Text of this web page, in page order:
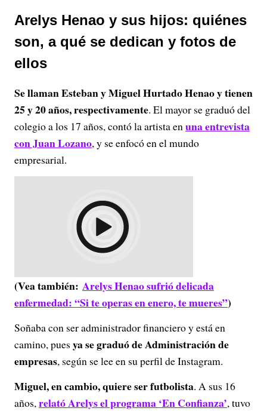
Arelys Henao y sus hijos: quiénes
son, a qué se dedican y fotos de
ellos
Se llaman Esteban y Miguel Hurtado Henao y tienen
25 y 20 años, respectivamente. El mayor se graduó del
colegio a los 17 años, contó la artista enuna entrevista
con Juan Lozano, y se enfocó en el mundo
empresarial.
(Vea también: Arelys Henao sufrió delicada
enfermedad: “Si te operas en enero, te mueres”)
Soñaba con ser administrador financiero y está en
camino, pues ya se graduó de Administración de
empresas, según se lee en su perfil de Instagram.
Miguel, en cambio, quiere ser futbolista. A sus 16
años,relató Arelys el programa ‘En Confianza’, tuvo